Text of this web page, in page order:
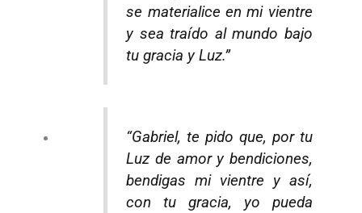
se materialice en mi vientre
y sea traído al mundo bajo
tu gracia y Luz.”
“Gabriel, te pido que, por tu
Luz de amor y bendiciones,
bendigas mi vientre y así,
con tu gracia, yo pueda